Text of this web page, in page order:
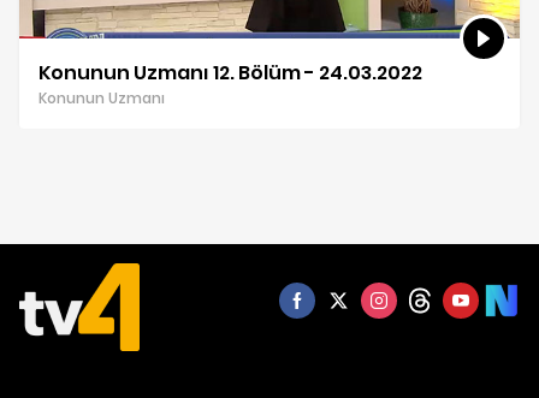
Konunun Uzmanı 12. Bölüm - 24.03.2022
Konunun Uzmanı